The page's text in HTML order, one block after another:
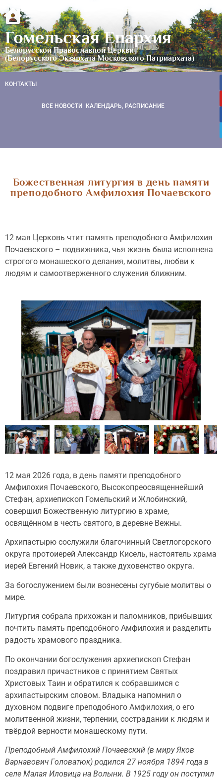
Гомельская Епархия
Белорусской Православной Церкви
(Белорусского Экзархата Московского Патриархата)
КОНТАКТЫ
ВСЕ НОВОСТИ КАЛЕНДАРЬ, РАСПИСАНИЕ
Божественная литургия в день памяти
преподобного Амфилохия Почаевского
12 мая Церковь чтит память преподобного Амфилохия
Почаевского – подвижника, чья жизнь была исполнена
строгого монашеского делания, молитвы, любви к
людям и самоотверженного служения ближним.
12 мая 2026 года, в день памяти преподобного
Амфилохия Почаевского, Высокопреосвященнейший
Стефан, архиепископ Гомельский и Жлобинский,
совершил Божественную литургию в храме,
освящённом в честь святого, в деревне Вежны.
Архипастырю сослужили благочинный Светлогорского
округа протоиерей Александр Кисель, настоятель храма
иерей Евгений Новик, а также духовенство округа.
За богослужением были вознесены сугубые молитвы о
мире.
Литургия собрала прихожан и паломников, прибывших
почтить память преподобного Амфилохия и разделить
радость храмового праздника.
По окончании богослужения архиепископ Стефан
поздравил причастников с принятием Святых
Христовых Таин и обратился к собравшимся с
архипастырским словом. Владыка напомнил о
духовном подвиге преподобного Амфилохия, о его
молитвенной жизни, терпении, сострадании к людям и
твёрдой верности монашескому пути.
Преподобный Амфилохий Почаевский (в миру Яков
Варнавович Головатюк) родился 27 ноября 1894 года в
селе Малая Иловица на Волыни. В 1925 году он поступил